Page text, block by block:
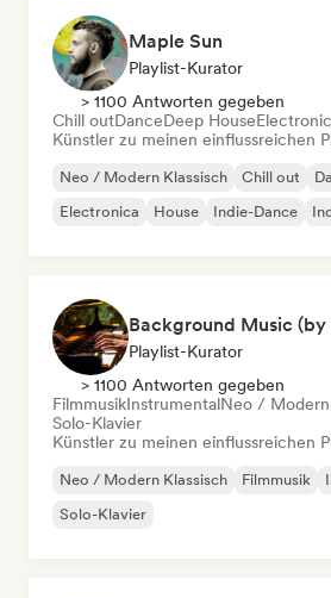
Maple Sun
Playlist-Kurator
> 1100 Antworten gegeben
Chill outDanceDeep House
Künstler zu meinen einflussreichen
Neo / Modern Klassisch Chill out
Electronica
House Indie-Dance
Background Music (by
Playlist-Kurator
> 1100 Antworten gegeben
FilmmusikInstrumentalNeo / Modern
Solo-Klavier
Künstler zu meinen einflussreichen
Neo / Modern Klassisch Filmmusik
Solo-Klavier